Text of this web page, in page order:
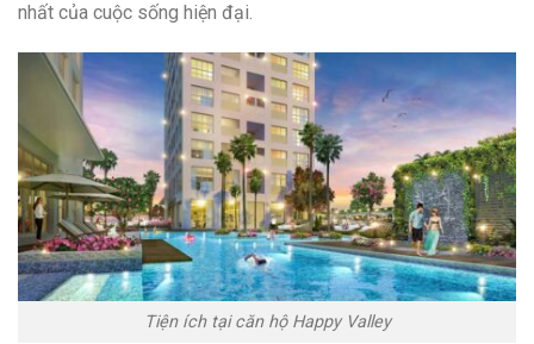
nhất của cuộc sống hiện đại.
Tiện ích tại căn hộ Happy Valley